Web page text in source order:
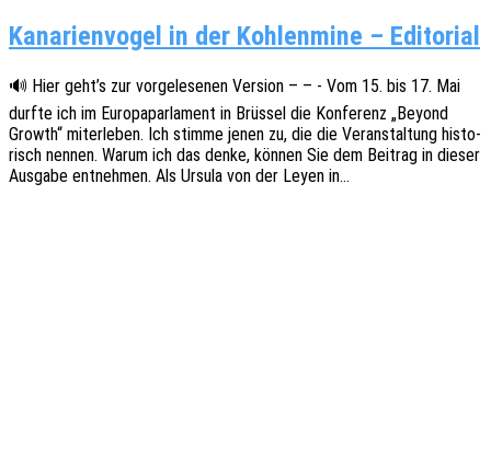
Kanarienvogel in der Kohlenmine – Editorial
🔊 Hier geht’s zur vorge­le­se­nen Versi­on – – - Vom 15. bis 17. Mai
durfte ich im Euro­pa­par­la­ment in Brüs­sel die Konfe­renz „Beyond
Growth“ miter­le­ben. Ich stimme jenen zu, die die Veran­stal­tung histo­
risch nennen. Warum ich das denke, können Sie dem Beitrag in dieser
Ausga­be entneh­men. Als Ursula von der Leyen in…